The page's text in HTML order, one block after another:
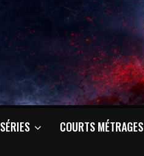
SÉRIES COURTS MÉTRAGES